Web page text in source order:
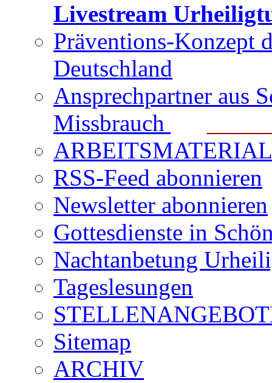
Livestream
Präventions-Konzept
Deutschland
Ansprechpartner aus
Missbrauch
ARBEITSMATERIAL
RSS-Feed abonnieren
Newsletter abonnieren
Gottesdienste in
Nachtanbetung
Tageslesungen
Sitemap
ARCHIV